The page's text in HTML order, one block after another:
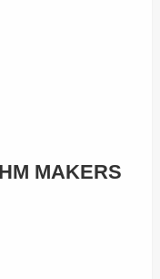
MAKERS